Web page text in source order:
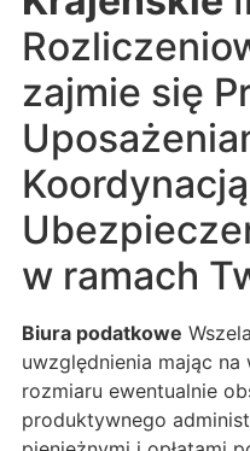
zajmie się
w ramach
Biura podatkowe
uwzględnienia mając
rozmiaru ewentualnie
produktywnego